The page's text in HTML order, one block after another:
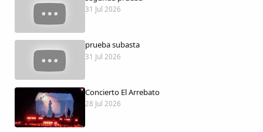
Apodos
Peñas
La palra
Modo oscuro
31 Jul 2026
prueba subasta
31 Jul 2026
Concierto El Arrebato
28 Jul 2026